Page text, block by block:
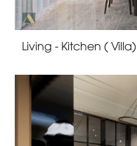
Living - Kitchen ( Villa)